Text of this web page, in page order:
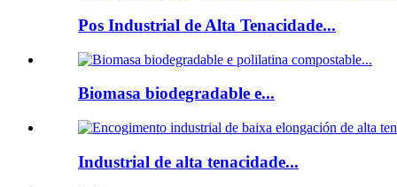
Pos Industrial de Alta Tenacidade...
Biomasa biodegradable e...
Industrial de alta tenacidade...